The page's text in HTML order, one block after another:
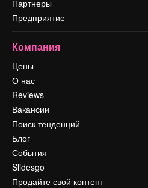
Партнеры
Предприятие
Компания
Цены
О нас
Reviews
Вакансии
Поиск тенденций
Блог
События
Slidesgo
Продайте свой контент